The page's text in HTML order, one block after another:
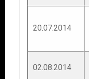
20.07.2014
02.08.2014